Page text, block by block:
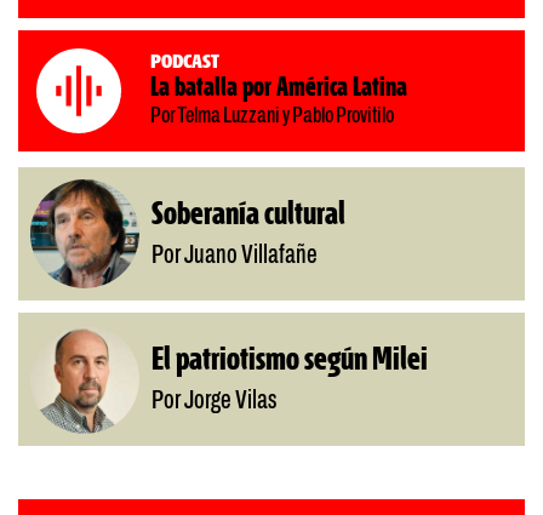
Podcast
La batalla por América Latina
Por Telma Luzzani y Pablo Provitilo
Soberanía cultural
Por Juano Villafañe
El patriotismo según Milei
Por Jorge Vilas